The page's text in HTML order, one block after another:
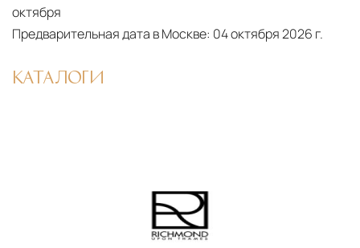
октября
Предварительная дата в Москве: 04 октября 2026 г.
КАТАЛОГИ